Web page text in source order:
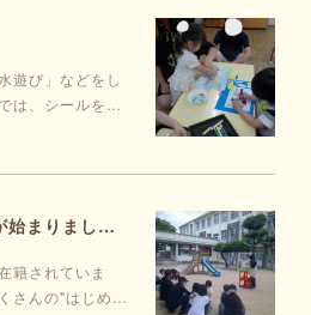
遊び」などをし
は、シールを…
令和８年度のたまご組が始まりました🥚
籍されていま
さんの"はじめ…